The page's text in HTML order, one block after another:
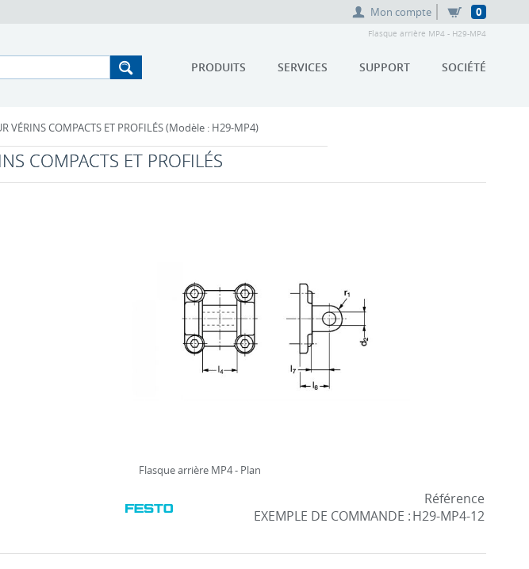
Mon compte 0
Flasque arrière MP4 - H29-MP4
PRODUITS SERVICES SUPPORT SOCIÉTÉ
VÉRINS COMPACTS ET PROFILÉS (Modèle : H29-MP4)
COMPACTS ET PROFILÉS
Flasque arrière MP4 - Plan
EXEMPLE DE COMMANDE :
Référence
H29-MP4-12